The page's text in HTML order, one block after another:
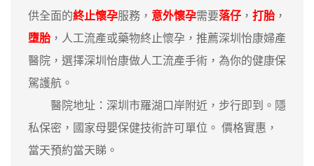
供全面的終止懷孕服務， 意外懷孕需要落仔 ， 打胎 ，
墮胎 ，人工流產或藥物終止懷孕，推薦深圳怡康婦產
醫院，選擇深圳怡康做人工流產手術，為你的健康保
駕護航。
醫院地址：深圳市羅湖口岸附近，步行即到。隱
私保密，國家母嬰保健技術許可單位。 價格實惠，
當天預約當天睇。